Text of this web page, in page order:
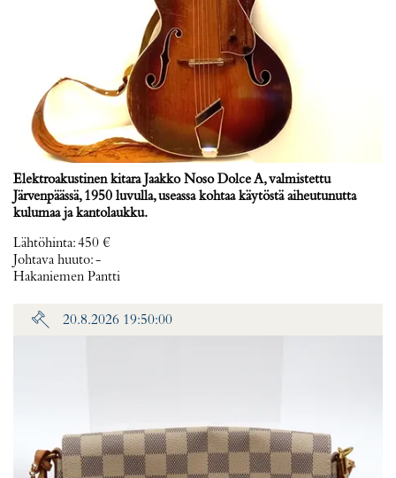
Elektroakustinen kitara Jaakko Noso Dolce A, valmistettu
Järvenpäässä, 1950 luvulla, useassa kohtaa käytöstä aiheutunutta
kulumaa ja kantolaukku.
Lähtöhinta:450 €
Johtava huuto:-
Hakaniemen Pantti
20.8.2026 19:50:00